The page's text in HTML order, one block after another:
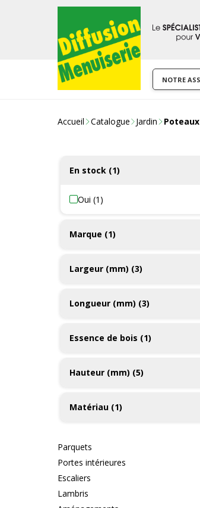
NOTRE
Accueil Catalogue Jardin
En stock (1)
Oui (1)
Marque (1)
Largeur (mm) (3)
Longueur (mm) (3)
Essence de bois (1)
Hauteur (mm) (5)
Matériau (1)
Parquets
Portes intérieures
Escaliers
Lambris